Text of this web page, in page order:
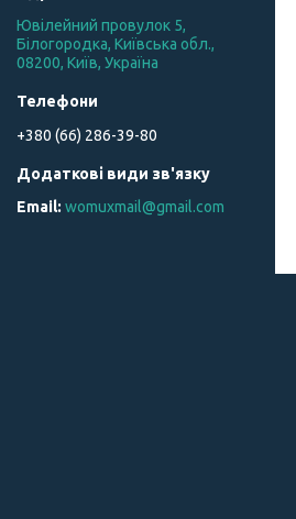
Ювілейний провулок 5,
Білогородка, Київська обл.,
08200, Київ, Україна
+380 (66) 286-39-80
womuxmail@gmail.com